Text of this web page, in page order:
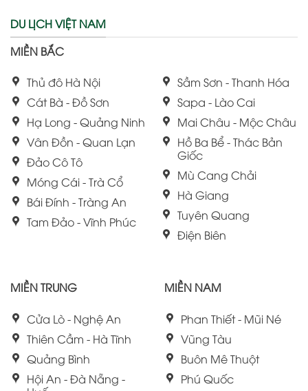
DU LỊCH VIỆT NAM
MIỀN BẮC
Thủ đô Hà Nội
Cát Bà - Đồ Sơn
Hạ Long - Quảng Ninh
Vân Đồn - Quan Lạn
Đảo Cô Tô
Móng Cái - Trà Cổ
Bái Đính - Tràng An
Tam Đảo - Vĩnh Phúc
Sầm Sơn - Thanh Hóa
Sapa - Lào Cai
Mai Châu - Mộc Châu
Hồ Ba Bể - Thác Bản
Giốc
Mù Cang Chải
Hà Giang
Tuyên Quang
Điện Biên
MIỀN TRUNG
Cửa Lò - Nghệ An
Thiên Cầm - Hà Tĩnh
Quảng Bình
Hội An - Đà Nẵng -
MIỀN NAM
Phan Thiết - Mũi Né
Vũng Tàu
Buôn Mê Thuột
Phú Quốc